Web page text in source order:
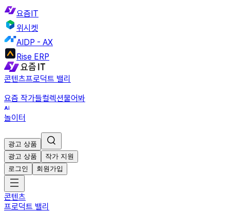
요즘IT
위시켓
AIDP - AX
Rise ERP
콘텐츠프로덕트 밸리
요즘 작가들컬렉션물어봐
놀이터
광고 상품
광고 상품
작가 지원
로그인
회원가입
콘텐츠
프로덕트 밸리